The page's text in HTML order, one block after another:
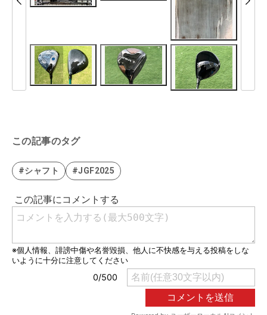
この記事のタグ
#シャフト #JGF2025